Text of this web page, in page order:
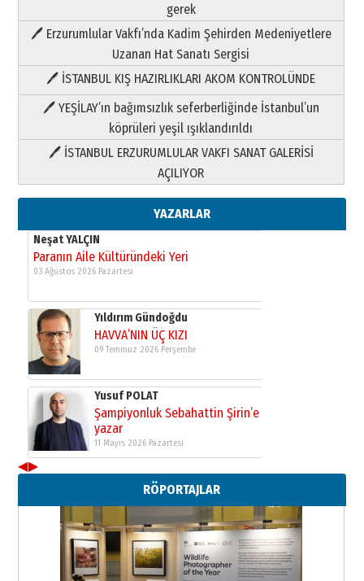
gerek
🖊 Erzurumlular Vakfı’nda Kadim Şehirden Medeniyetlere
Uzanan Hat Sanatı Sergisi
🖊 İSTANBUL KIŞ HAZIRLIKLARI AKOM KONTROLÜNDE
🖊 YEŞİLAY’ın bağımsızlık seferberliğinde İstanbul’un
köprüleri yeşil ışıklandırıldı
🖊 İSTANBUL ERZURUMLULAR VAKFI SANAT GALERİSİ
AÇILIYOR
YAZARLAR
Paranın Aile Kültüründeki Yeri
03 Ağustos 2026 Pazartesi
Yıldırım Gündoğdu
HAVVA’NIN ÜÇ KIZI
09 Temmuz 2026 Perşembe
Yusuf POLAT
Şampiyonluk Sebahattin Şirin’e
11 Mayıs 2026 Pazartesi
Neşat YALÇIN
Paranın Aile Kültüründeki Yeri
03 Ağustos 2026 Pazartesi
Yıldırım Gündoğdu
HAVVA’NIN ÜÇ KIZI
09 Temmuz 2026 Perşembe
Yusuf POLAT
Şampiyonluk Sebahattin Şirin’e
yazar
11 Mayıs 2026 Pazartesi
Neşat YALÇIN
Paranın Aile Kültüründeki Yeri
03 Ağustos 2026 Pazartesi
Yıldırım Gündoğdu
HAVVA’NIN ÜÇ KIZI
◀▶
RÖPORTAJLAR